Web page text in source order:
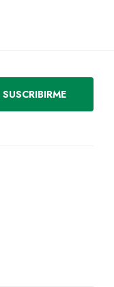
SUSCRIBIRME